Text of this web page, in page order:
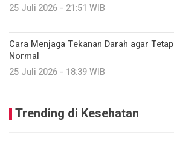
25 Juli 2026 - 21:51 WIB
Cara Menjaga Tekanan Darah agar Tetap
Normal
25 Juli 2026 - 18:39 WIB
Trending di Kesehatan